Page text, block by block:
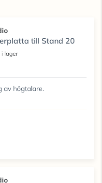
till Stand 20
i lager
av högtalare.